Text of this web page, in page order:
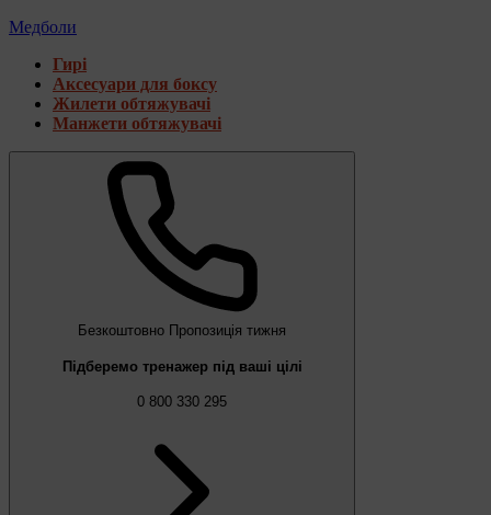
Медболи
Гирі
Аксесуари для боксу
Жилети обтяжувачі
Манжети обтяжувачі
Безкоштовно Пропозиція тижня
Підберемо тренажер під ваші цілі
0 800 330 295